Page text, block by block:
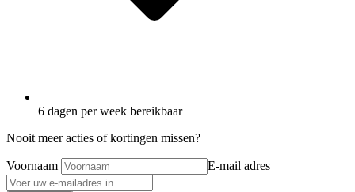
6 dagen per week bereikbaar
Nooit meer acties of kortingen missen?
Voornaam E-mail adres